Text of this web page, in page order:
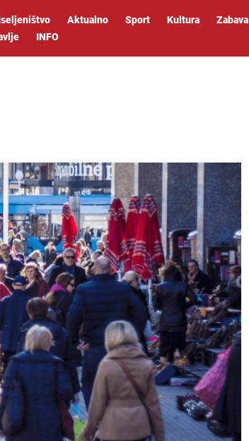
Aktualno Sport Kultura Zabava
INFO